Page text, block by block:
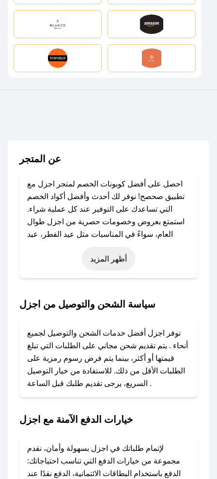
عن المتجر
احصل على أفضل كوبونات الخصم لمتجر اجزل مع
تطبيق صحصح! نوفر لك أحدث وأفضل أكواد الخصم
التي تساعدك على التوفير عند كل عملية شراء.
استمتع بعروض وخصومات حصرية من اجزل طوال
العام، سواءً في المناسبات مثل عيد الفطر، عيد
الأضحى، الجمعة البيضاء (شهر نوفمبر)، رمضان،
اليوم الوطني، يوم التأسيس، أو حتى عروض خاصة
باستخدام تطبيق صحصح، يمكنك العثور بسهولة على
تواصل معنا عبر تويتر أو البريد الإلكتروني لإضافته
بسرعة.
### كيفية استخدام كود خصم اجزل؟
1. انسخ كود الخصم من تطبيق صحصح.
2. الصقه في خانة الدفع عند التسوق من اجزل.
### ماذا أفعل إذا لم يعمل كود الخصم؟
الرسائل الخاصة على تويتر أو البريد الإلكتروني،
وسنقوم بحل المشكلة في أسرع وقت ممكن.
أظهر المزيد
سياسة الشحن والتوصيل من اجزل
توفر اجزل أفضل خدمات الشحن والتوصيل لجميع
أنحاء . يتم تقديم شحن مجاني على الطلبات التي تبلغ
قيمتها أو أكثر، بينما يتم فرض رسوم رمزية على
الطلبات الأقل من ذلك. للاستفادة من خيار التوصيل
السريع، يرجى تقديم طلبك قبل الساعة .
خيارات الدفع الآمنة مع اجزل
لإتمام طلباتك في اجزل بسهولة وأمان، نقدم
مجموعة من خيارات الدفع التي تناسب احتياجاتك:
الدفع باستخدام البطاقات الائتمانية، الدفع نقدًا عند